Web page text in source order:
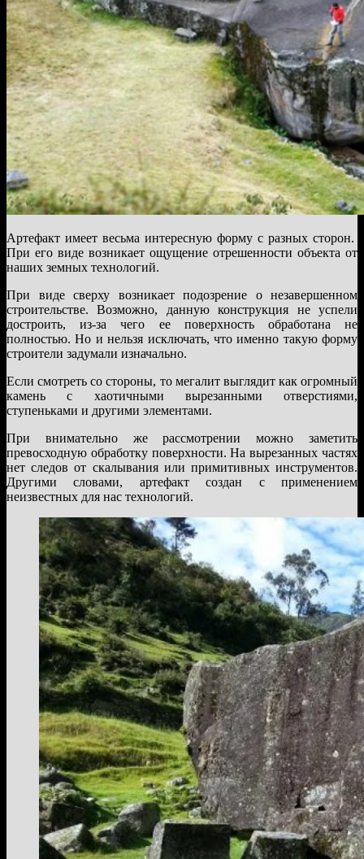
Артефакт имеет весьма интересную форму с разных сторон.
При его виде возникает ощущение отрешенности объекта от
наших земных технологий.
При виде сверху возникает подозрение о незавершенном
строительстве. Возможно, данную конструкция не успели
достроить, из-за чего ее поверхность обработана не
полностью. Но и нельзя исключать, что именно такую форму
строители задумали изначально.
Если смотреть со стороны, то мегалит выглядит как огромный
камень с хаотичными вырезанными отверстиями,
ступеньками и другими элементами.
При внимательно же рассмотрении можно заметить
превосходную обработку поверхности. На вырезанных частях
нет следов от скалывания или примитивных инструментов.
Другими словами, артефакт создан с применением
неизвестных для нас технологий.